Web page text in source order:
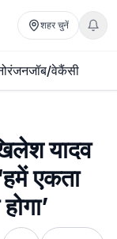
शहर चुनें
जॉब/वेकैंसी
यादव
एकता